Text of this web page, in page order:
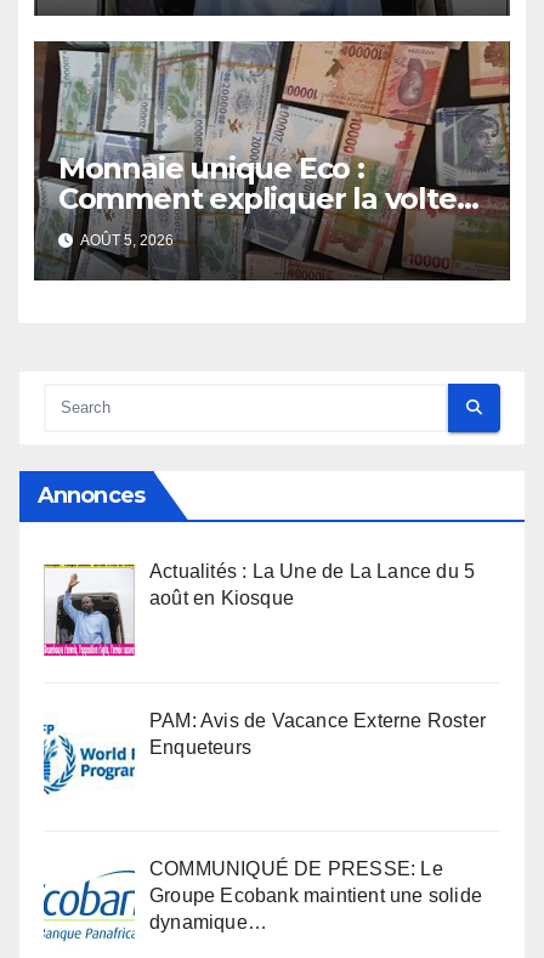
Monnaie unique Eco :
Comment expliquer la volte-
face de la Guinée
AOÛT 5, 2026
Annonces
Actualités : La Une de La Lance du 5
août en Kiosque
PAM: Avis de Vacance Externe Roster
Enqueteurs
COMMUNIQUÉ DE PRESSE: Le
Groupe Ecobank maintient une solide
dynamique…